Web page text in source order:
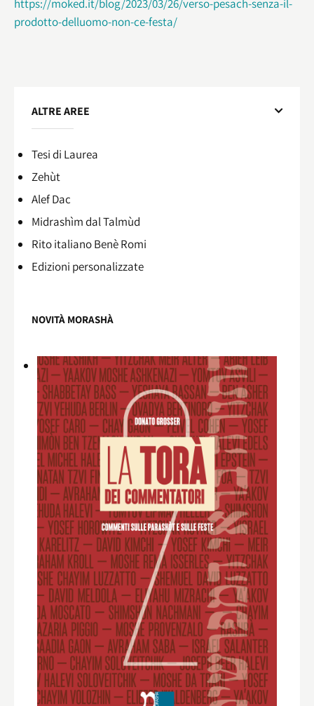
https://moked.it/blog/2023/03/26/verso-pesach-senza-il-
prodotto-delluomo-non-ce-festa/
ALTRE AREE
Tesi di Laurea
Zehùt
Alef Dac
Midrashìm dal Talmùd
Rito italiano Benè Romi​
Edizioni personalizzate
NOVITÀ MORASHÀ